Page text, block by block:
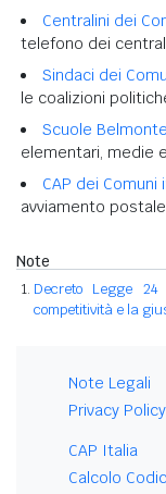
Centralini dei
telefono dei
Sindaci dei
le coalizioni
Scuole
elementari, medie
CAP dei Comuni
avviamento
Note
Decreto Legge
competitività e la
Note Legali
Privacy Policy
CAP Italia
Calcolo